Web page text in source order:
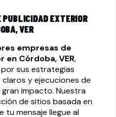
PUBLICIDAD EXTERIOR
VER
empresas de
Córdoba, VER,
sus estrategias
y ejecuciones de
gran impacto. Nuestra
de sitios basada en
tu mensaje llegue al